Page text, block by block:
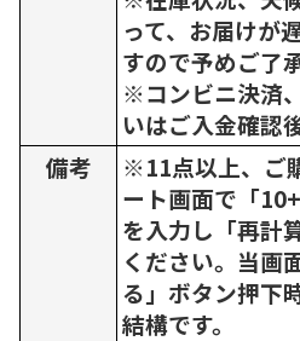
って、お届けが
すので予めご了
※コンビニ決済
いはご入金確認
備考
※11点以上、ご
ート画面で「
を入力し「再計
ください。当画
る」ボタン押下
結構です。